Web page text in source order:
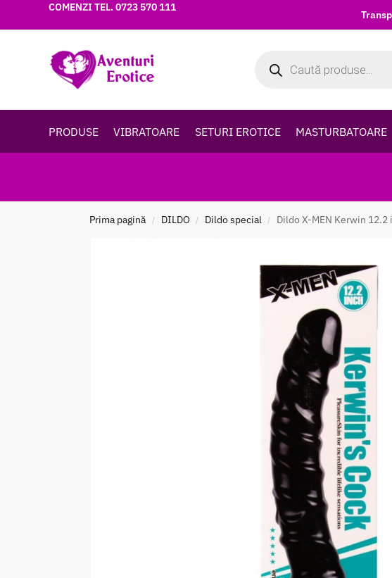
COMENZI TEL.0723 570 111
PRODUSE VIBRATOARE SETURI EROTICE MASTURBATOARE
Prima pagină / DILDO / Dildo special / Dildo X-MEN Kerwin 12.2